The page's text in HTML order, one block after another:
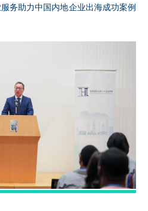
务助力中国内地企业出海成功案例